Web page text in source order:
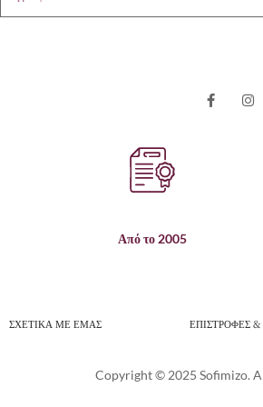
Από το 2005
ΣΧΕΤΙΚΑ ΜΕ ΕΜΑΣ ΕΠΙΣΤΡΟΦΕΣ
Copyright © 2025 Sofimizo.